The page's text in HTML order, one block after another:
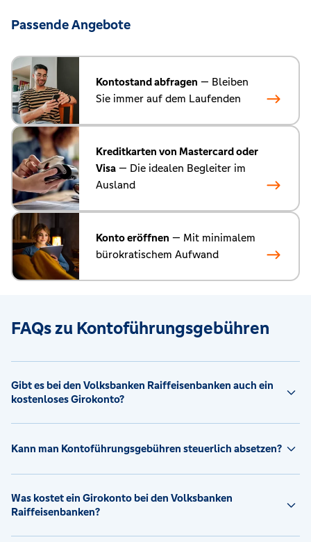
Passende Angebote
Kontostand abfragen — Bleiben
Sie immer auf dem Laufenden
Kreditkarten von Mastercard oder
Visa — Die idealen Begleiter im
Ausland
Konto eröffnen — Mit minimalem
bürokratischem Aufwand
FAQs zu Kontoführungsgebühren
Gibt es bei den Volksbanken Raiffeisenbanken auch ein
kostenloses Girokonto?
Kann man Kontoführungsgebühren steuerlich absetzen?
Was kostet ein Girokonto bei den Volksbanken
Raiffeisenbanken?